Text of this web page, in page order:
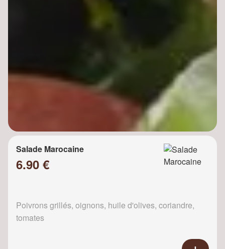
Salade Marocaine
6.90 €
Poivrons grillés, oignons, huile d'olives, coriandre,
tomates